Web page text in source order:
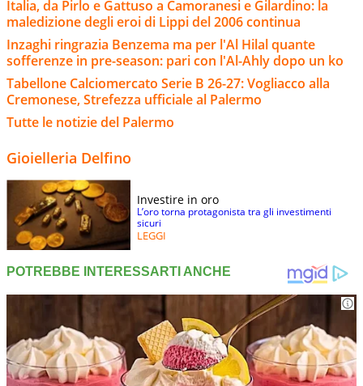
Italia, da Pirlo e Gattuso a Camoranesi e Gilardino: la
maledizione degli eroi di Lippi del 2006 continua
Inzaghi ringrazia Benzema ma per l'Al Hilal quante
sofferenze in pre-season: pari con l'Al-Ahly dopo un ko
Tabellone Calciomercato Serie B 26-27: Vogliacco alla
Cremonese, Strefezza ufficiale al Palermo
Tutte le notizie del Palermo
Gioielleria Delfino
Investire in oro
L’oro torna protagonista tra gli investimenti
sicuri
LEGGI